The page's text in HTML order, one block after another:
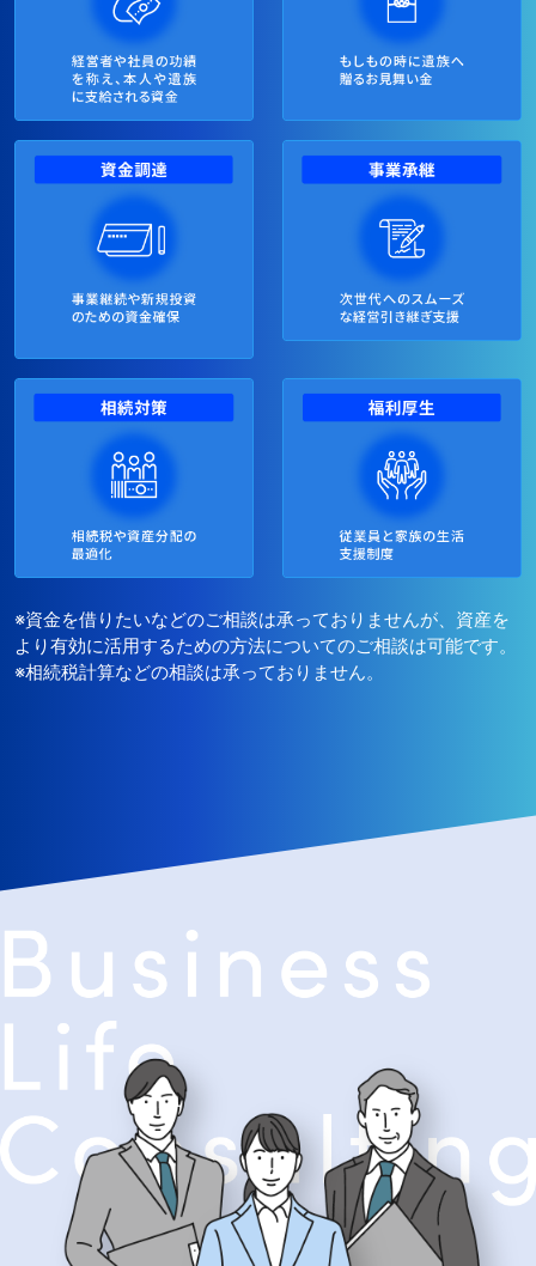
※資金を借りたいなどのご相談は承っておりませんが、資産を
より有効に活用するための方法についてのご相談は可能です。
※相続税計算などの相談は承っておりません。